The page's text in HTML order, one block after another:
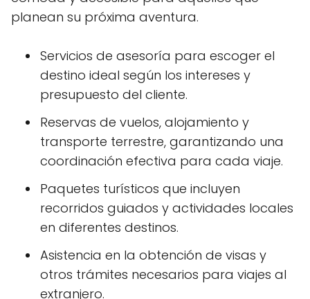
planean su próxima aventura.
Servicios de asesoría para escoger el
destino ideal según los intereses y
presupuesto del cliente.
Reservas de vuelos, alojamiento y
transporte terrestre, garantizando una
coordinación efectiva para cada viaje.
Paquetes turísticos que incluyen
recorridos guiados y actividades locales
en diferentes destinos.
Asistencia en la obtención de visas y
otros trámites necesarios para viajes al
extranjero.